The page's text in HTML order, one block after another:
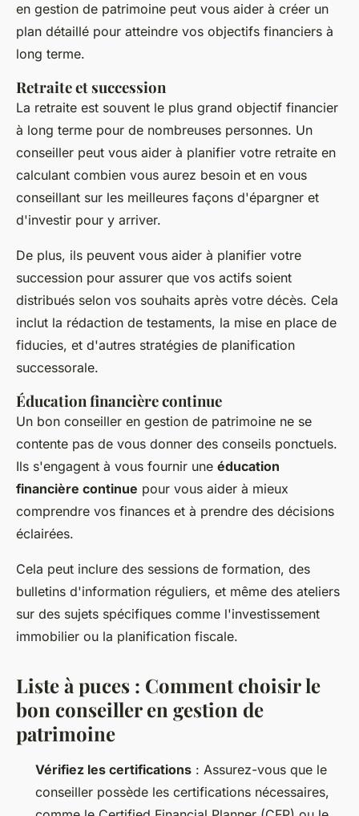
en gestion de patrimoine peut vous aider à créer un
plan détaillé pour atteindre vos objectifs financiers à
long terme.
Retraite et succession
La retraite est souvent le plus grand objectif financier
à long terme pour de nombreuses personnes. Un
conseiller peut vous aider à planifier votre retraite en
calculant combien vous aurez besoin et en vous
conseillant sur les meilleures façons d'épargner et
d'investir pour y arriver.
De plus, ils peuvent vous aider à planifier votre
succession pour assurer que vos actifs soient
distribués selon vos souhaits après votre décès. Cela
inclut la rédaction de testaments, la mise en place de
fiducies, et d'autres stratégies de planification
successorale.
Éducation financière continue
Un bon conseiller en gestion de patrimoine ne se
contente pas de vous donner des conseils ponctuels.
Ils s'engagent à vous fournir une éducation
financière continue pour vous aider à mieux
comprendre vos finances et à prendre des décisions
éclairées.
Cela peut inclure des sessions de formation, des
bulletins d'information réguliers, et même des ateliers
sur des sujets spécifiques comme l'investissement
immobilier ou la planification fiscale.
Liste à puces : Comment choisir le
bon conseiller en gestion de
patrimoine
Vérifiez les certifications : Assurez-vous que le
conseiller possède les certifications nécessaires,